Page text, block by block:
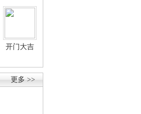
开门大吉
更多 >>